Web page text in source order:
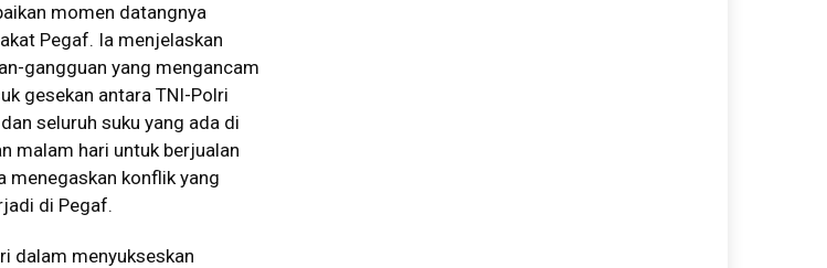
momen datangnya
Pegaf. Ia menjelaskan
gangguan yang mengancam
gesekan antara TNI-Polri
seluruh suku yang ada di
malam hari untuk berjualan
menegaskan konflik yang
di Pegaf.
dalam menyukseskan